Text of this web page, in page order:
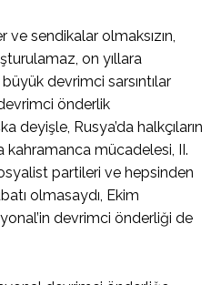
ve sendikalar olmaksızın,
on yıllara
devrimci sarsıntılar
önderlik
deyişle, Rusya’da halkçıların
kahramanca mücadelesi, II.
partileri ve hepsinden
olmasaydı, Ekim
devrimci önderliği de